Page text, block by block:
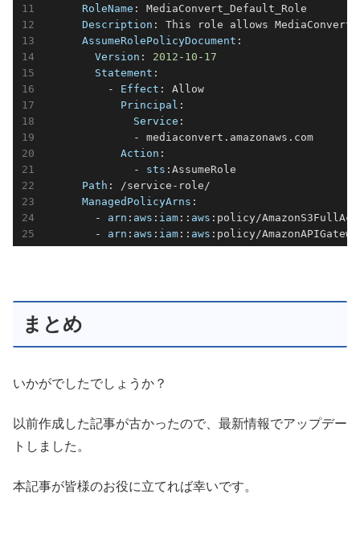
RoleName : MediaConvert_Default_Role
Description : This role allows
AssumeRolePolicyDocument :
Version : 2012 - 10 - 17
Statement :
          -
Effect : Allow
Principal :
Service :
              - mediaconvert.amazonaws.com
Action :
              -
sts :AssumeRole
Path : /service-role/
ManagedPolicyArns :
        -
arn : aws : iam :: aws :policy/
        -
arn : aws : iam :: aws :policy/
まとめ
いかがでしたでしょうか？
以前作成した記事が古かったので、最新情報でアップデー
トしました。
本記事が皆様のお役に立てれば幸いです。